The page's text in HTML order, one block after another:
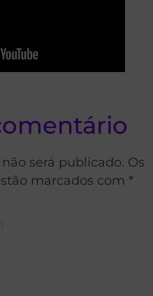
será publicado. Os
marcados com *